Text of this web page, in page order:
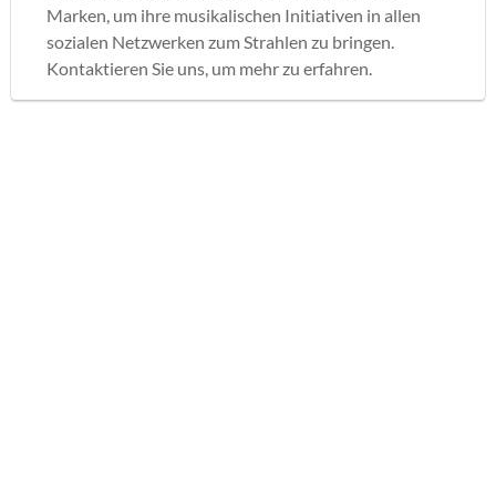
Marken, um ihre musikalischen Initiativen in allen
sozialen Netzwerken zum Strahlen zu bringen.
Kontaktieren Sie uns, um mehr zu erfahren.